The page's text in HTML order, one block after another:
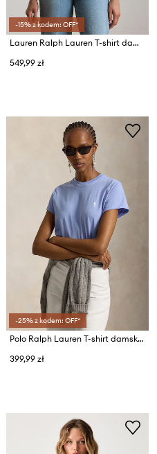
-15% z kodem: OFF*
Lauren Ralph Lauren T-shirt damski bawełniany
549,99 zł
-25% z kodem: OFF*
Polo Ralph Lauren T-shirt damski bawełniany
399,99 zł